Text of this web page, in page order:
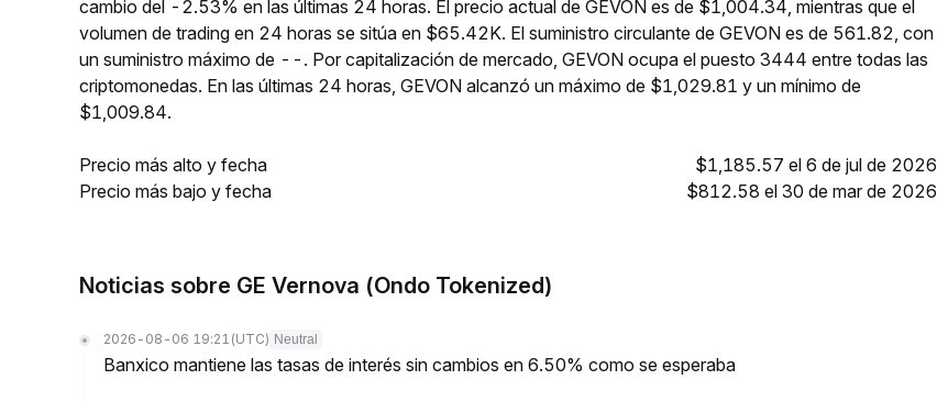
cambio del -2.53% en las últimas 24 horas. El precio actual de GEVON es de $1,004.34, mientras que el
volumen de trading en 24 horas se sitúa en $65.42K. El suministro circulante de GEVON es de 561.82, con
un suministro máximo de --. Por capitalización de mercado, GEVON ocupa el puesto 3444 entre todas las
criptomonedas. En las últimas 24 horas, GEVON alcanzó un máximo de $1,029.81 y un mínimo de
$1,009.84.
Precio más alto y fecha
$1,185.57 el 6 de jul de 2026
Precio más bajo y fecha
$812.58 el 30 de mar de 2026
Noticias sobre GE Vernova (Ondo Tokenized)
2026-08-06 19:21 (UTC) Neutral
Banxico mantiene las tasas de interés sin cambios en 6.50% como se esperaba